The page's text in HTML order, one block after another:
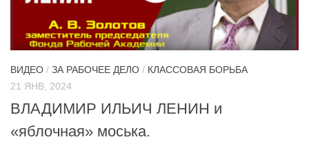
ПРОФСОЮЗНАЯ БОРЬБА
НАРОДНАЯ ПРАВДА
ВИДЕО / ЗА РАБОЧЕЕ ДЕЛО / КЛАССОВАЯ БОРЬБА
21 ЯНВ, 2024
ВЛАДИМИР ИЛЬИЧ ЛЕНИН и
«яблочная» моська.